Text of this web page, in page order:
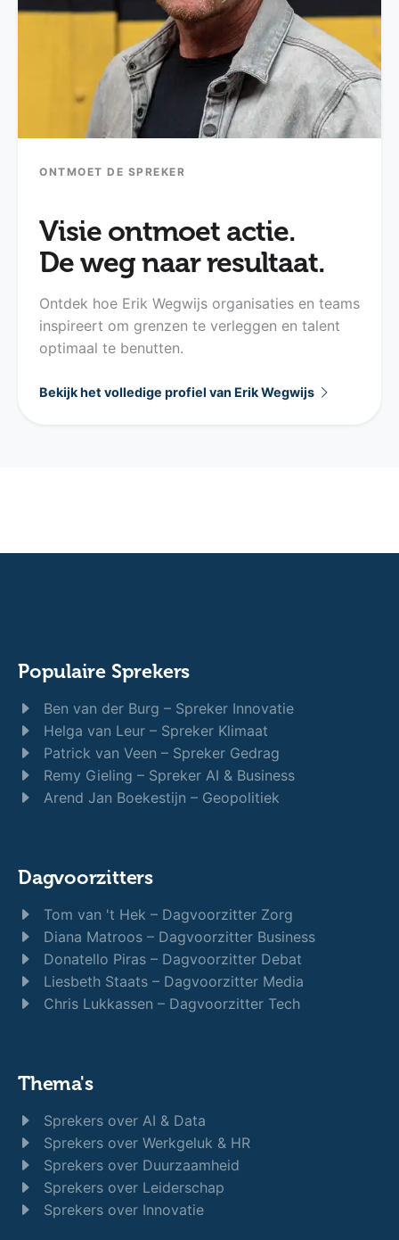
ONTMOET DE SPREKER
Visie ontmoet actie.
De weg naar resultaat.
Ontdek hoe Erik Wegwijs organisaties en teams
inspireert om grenzen te verleggen en talent
optimaal te benutten.
Bekijk het volledige profiel van Erik Wegwijs
Populaire Sprekers
Ben van der Burg – Spreker Innovatie
Helga van Leur – Spreker Klimaat
Patrick van Veen – Spreker Gedrag
Remy Gieling – Spreker AI & Business
Arend Jan Boekestijn – Geopolitiek
Dagvoorzitters
Tom van 't Hek – Dagvoorzitter Zorg
Diana Matroos – Dagvoorzitter Business
Donatello Piras – Dagvoorzitter Debat
Liesbeth Staats – Dagvoorzitter Media
Chris Lukkassen – Dagvoorzitter Tech
Thema's
Sprekers over AI & Data
Sprekers over Werkgeluk & HR
Sprekers over Duurzaamheid
Sprekers over Leiderschap
Sprekers over Innovatie